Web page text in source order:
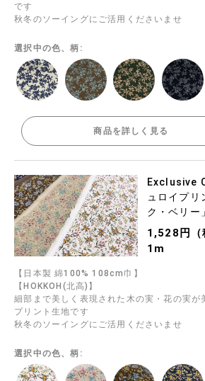
です
秋冬のソーイングにご活用くださいませ
選択中の色、柄:
商品を詳しく見る
Exclusive
ュロイプリ
ク・ベリー」
1,528円（
1m
【日本製 綿100% 108cm巾】
【HOKKOH(北高)】
細部まで美しく表現された木の実・花の実が
プリント生地です
秋冬のソーイングにご活用くださいませ
選択中の色、柄: